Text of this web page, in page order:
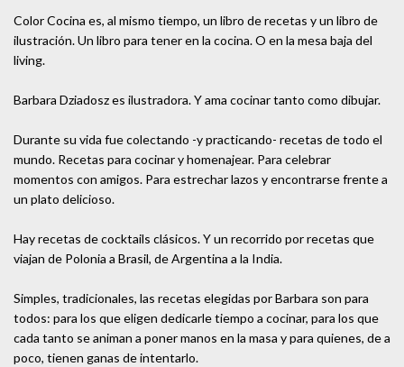
Color Cocina es, al mismo tiempo, un libro de recetas y un libro de
ilustración. Un libro para tener en la cocina. O en la mesa baja del
living.
Barbara Dziadosz es ilustradora. Y ama cocinar tanto como dibujar.
Durante su vida fue colectando -y practicando- recetas de todo el
mundo. Recetas para cocinar y homenajear. Para celebrar
momentos con amigos. Para estrechar lazos y encontrarse frente a
un plato delicioso.
Hay recetas de cocktails clásicos. Y un recorrido por recetas que
viajan de Polonia a Brasil, de Argentina a la India.
Simples, tradicionales, las recetas elegidas por Barbara son para
todos: para los que eligen dedicarle tiempo a cocinar, para los que
cada tanto se animan a poner manos en la masa y para quienes, de a
poco, tienen ganas de intentarlo.